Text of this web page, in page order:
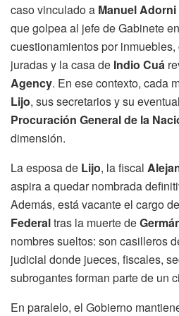
caso vinculado a Manuel Adorni
que golpea al jefe de Gabinete
cuestionamientos por
juradas y la casa de Indio Cuá
Agency. En ese contexto, cada
Lijo, sus secretarios y su
Procuración General de la
dimensión.
La esposa de Lijo, la fiscal
aspira a quedar nombrada
Además, está vacante el cargo
Federaltras la muerte de
nombres sueltos: son casilleros
judicial donde jueces, fiscales,
subrogantes forman parte de un
En paralelo, el Gobierno